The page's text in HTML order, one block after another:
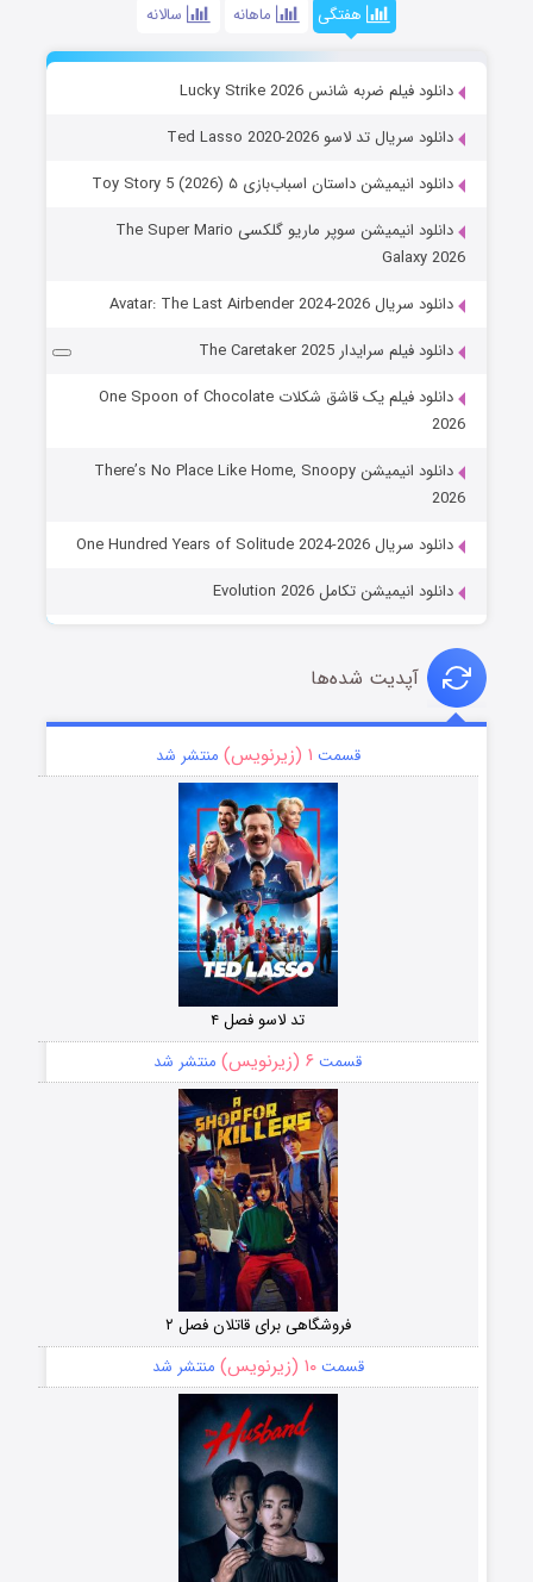
هفتگی ماهانه سالانه
دانلود فیلم ضربه شانس Lucky Strike 2026
دانلود سریال تد لاسو Ted Lasso 2020-2026
دانلود انیمیشن داستان اسباب‌بازی ۵ Toy Story 5 (2026)
دانلود انیمیشن سوپر ماریو گلکسی The Super Mario
Galaxy 2026
دانلود سریال Avatar: The Last Airbender 2024-2026
دانلود فیلم سرایدار The Caretaker 2025
دانلود فیلم یک قاشق شکلات One Spoon of Chocolate
2026
دانلود انیمیشن There’s No Place Like Home, Snoopy
2026
دانلود سریال One Hundred Years of Solitude 2024-2026
دانلود انیمیشن تکامل Evolution 2026
آپدیت شده‌ها
قسمت ۱ (زیرنویس) منتشر شد
تد لاسو فصل ۴
قسمت ۶ (زیرنویس) منتشر شد
فروشگاهی برای قاتلان فصل ۲
قسمت۱۰ (زیرنویس) منتشر شد